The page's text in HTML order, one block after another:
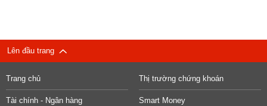
Lên đầu trang
Trang chủ Thị trường chứng khoán
Tài chính - Ngân hàng Smart Money